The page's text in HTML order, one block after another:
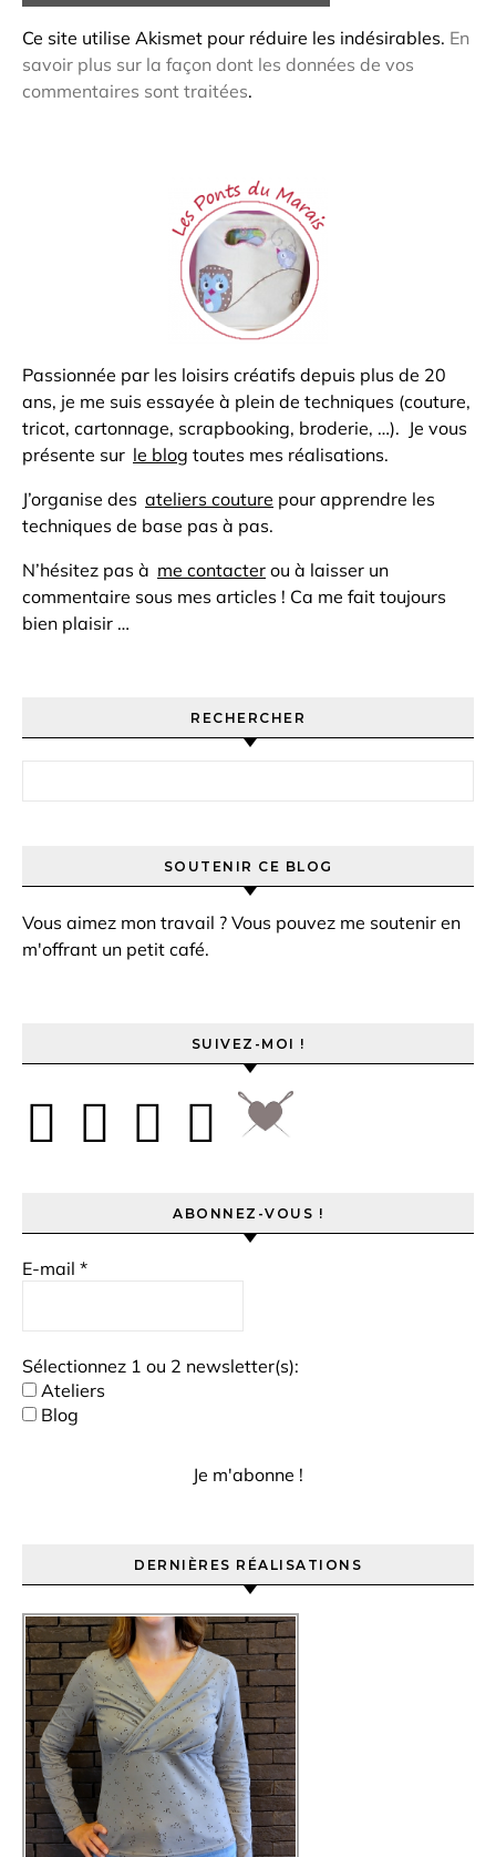
Ce site utilise Akismet pour réduire les indésirables. En
savoir plus sur la façon dont les données de vos
commentaires sont traitées.
Passionnée par les loisirs créatifs depuis plus de 20
ans, je me suis essayée à plein de techniques (couture,
tricot, cartonnage, scrapbooking, broderie, …). Je vous
présente sur le blog toutes mes réalisations.
J’organise des ateliers couture pour apprendre les
techniques de base pas à pas.
N’hésitez pas à me contacter ou à laisser un
commentaire sous mes articles ! Ca me fait toujours
bien plaisir …
RECHERCHER
SOUTENIR CE BLOG
Vous aimez mon travail ? Vous pouvez me soutenir en
m'offrant un petit café.
SUIVEZ-MOI !
ABONNEZ-VOUS !
E-mail *
Sélectionnez 1 ou 2 newsletter(s):
Ateliers
Blog
DERNIÈRES RÉALISATIONS